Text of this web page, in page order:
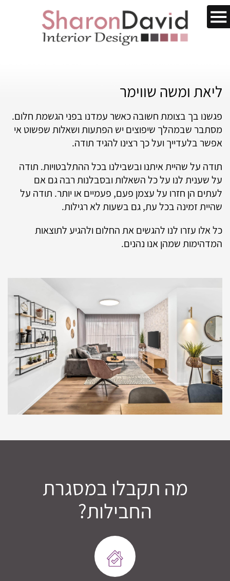
ליאת ומשה שווימר
פגשנו בך בצומת חשובה כאשר עמדנו בפני הגשמת חלום.
מסתבר שבמהלך שיפוצים יש הפתעות ושאלות שפשוט אי
אפשר בלעדייך ועל כך רצינו להגיד תודה.
תודה על שהיית איתנו ובשבילנו בכל ההתלבטויות. תודה
על שענית לנו על כל השאלות ובסבלנות רבה גם אם
לעתים הן חזרו על עצמן פעם, פעמיים או יותר. תודה על
שהיית זמינה בכל עת, גם בשעות לא רגילות.
כל אלו עזרו לנו להגשים את החלום ולהגיע לתוצאות
המדהימות שמהן אנו נהנים.
מה תקבלו במסגרת
החבילות?